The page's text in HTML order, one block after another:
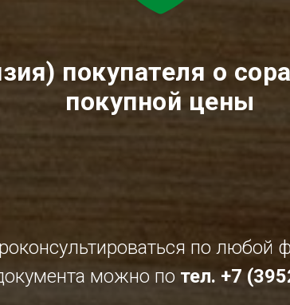
покупателя о
покупной цены
по любой
можно по тел. +7